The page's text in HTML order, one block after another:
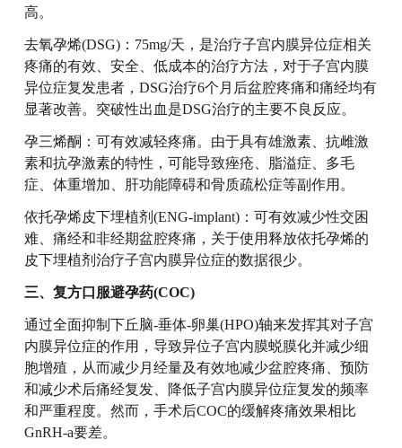
高。
去氧孕烯(DSG)：75mg/天，是治疗子宫内膜异位症相关
疼痛的有效、安全、低成本的治疗方法，对于子宫内膜
异位症复发患者，DSG治疗6个月后盆腔疼痛和痛经均有
显著改善。突破性出血是DSG治疗的主要不良反应。
孕三烯酮：可有效减轻疼痛。由于具有雄激素、抗雌激
素和抗孕激素的特性，可能导致痤疮、脂溢症、多毛
症、体重增加、肝功能障碍和骨质疏松症等副作用。
依托孕烯皮下埋植剂(ENG-implant)：可有效减少性交困
难、痛经和非经期盆腔疼痛，关于使用释放依托孕烯的
皮下埋植剂治疗子宫内膜异位症的数据很少。
三、复方口服避孕药(COC)
通过全面抑制下丘脑-垂体-卵巢(HPO)轴来发挥其对子宫
内膜异位症的作用，导致异位子宫内膜蜕膜化并减少细
胞增殖，从而减少月经量及有效地减少盆腔疼痛、预防
和减少术后痛经复发、降低子宫内膜异位症复发的频率
和严重程度。然而，手术后COC的缓解疼痛效果相比
GnRH-a要差。